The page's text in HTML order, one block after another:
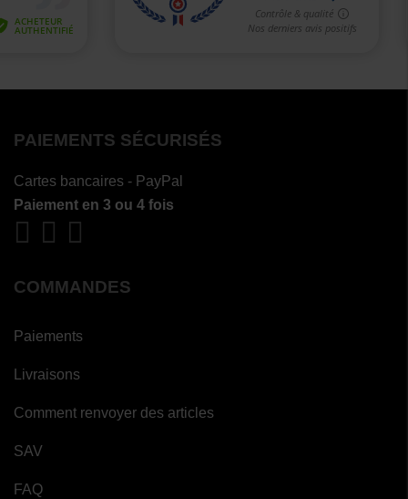
PAIEMENTS SÉCURISÉS
Cartes bancaires - PayPal
Paiement en 3 ou 4 fois
COMMANDES
Paiements
Livraisons
Comment renvoyer des articles
SAV
FAQ